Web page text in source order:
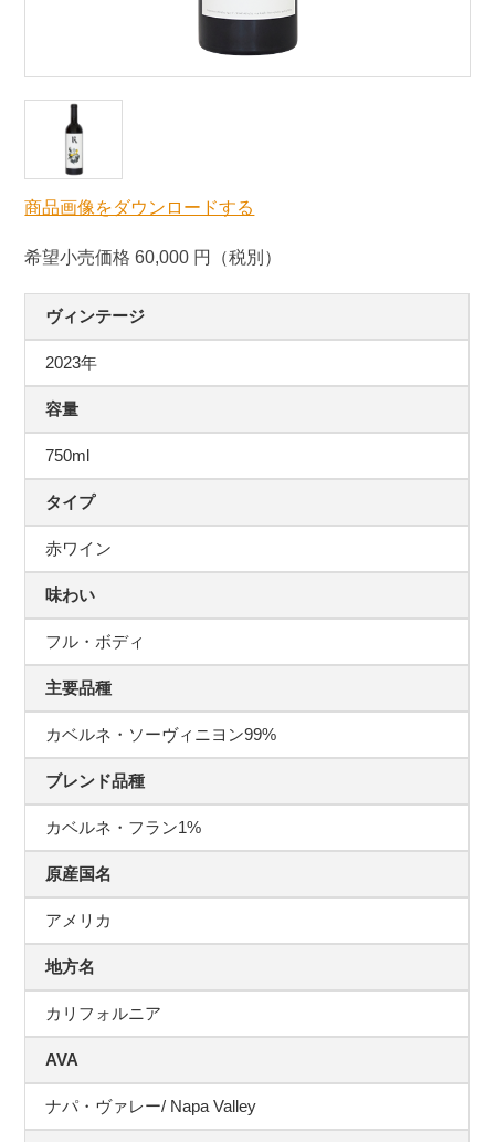
商品画像をダウンロードする
希望小売価格 60,000 円（税別）
ヴィンテージ
2023年
容量
750ml
タイプ
赤ワイン
味わい
フル・ボディ
主要品種
カベルネ・ソーヴィニヨン99%
ブレンド品種
カベルネ・フラン1%
原産国名
アメリカ
地方名
カリフォルニア
AVA
ナパ・ヴァレー/ Napa Valley